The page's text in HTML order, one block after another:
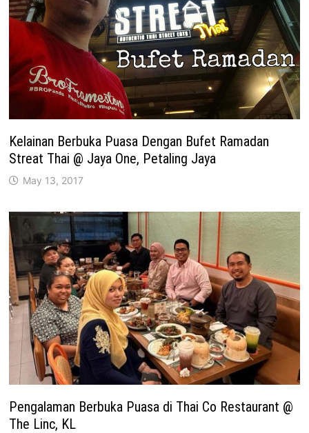
Kelainan Berbuka Puasa Dengan Bufet Ramadan
Streat Thai @ Jaya One, Petaling Jaya
May 13, 2017
Pengalaman Berbuka Puasa di Thai Co Restaurant @
The Linc, KL